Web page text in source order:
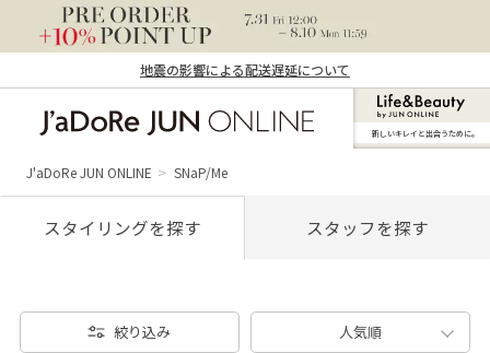
地震の影響による配送遅延について
ン オンライン）
新しいキレイと出合うために。
J'aDoRe JUN ONLINE SNaP/Me
スタイリングを探す スタッフを探す
絞り込み 人気順